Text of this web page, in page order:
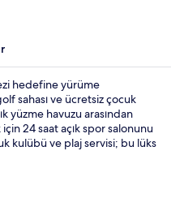
hedefine yürüme
sahası ve ücretsiz çocuk
yüzme havuzu arasından
24 saat açık spor salonunu
kulübü ve plaj servisi; bu lüks
misafirlerden iyi puan